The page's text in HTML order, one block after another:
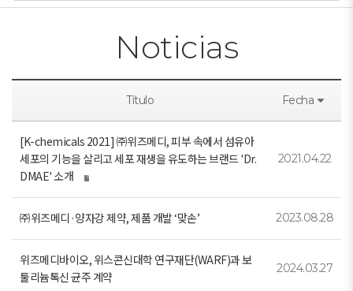
Noticias
Título Fecha
[K-chemicals 2021] ㈜위즈메디, 피부 속에서 섬유아
세포의 기능을 살리고 세포 재생을 유도하는 브랜드 'Dr.
DMAE' 소개
2021.04.22
㈜위즈메디·양자강 제약, 제품 개발 ‘맞손’ 2023.08.28
위즈메디바이오, 위스콘신대학 연구재단(WARF)과 보
툴리늄톡신 균주 계약
2024.03.27